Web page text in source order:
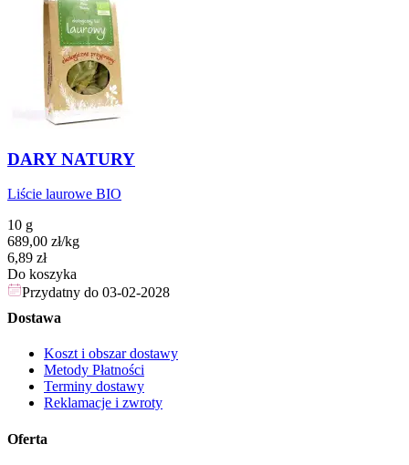
DARY NATURY
Liście laurowe BIO
10 g
689,00 zł/kg
Cena
6,89 zł
Do koszyka
Przydatny do 03-02-2028
Dostawa
Koszt i obszar dostawy
Metody Płatności
Terminy dostawy
Reklamacje i zwroty
Oferta